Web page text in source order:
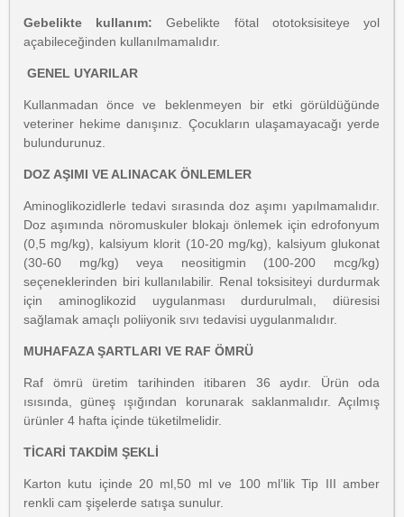
Gebelikte kullanım: Gebelikte fötal ototoksisiteye yol
açabileceğinden kullanılmamalıdır.
GENEL UYARILAR
Kullanmadan önce ve beklenmeyen bir etki görüldüğünde
veteriner hekime danışınız. Çocukların ulaşamayacağı yerde
bulundurunuz.
DOZ AŞIMI VE ALINACAK ÖNLEMLER
Aminoglikozidlerle tedavi sırasında doz aşımı yapılmamalıdır.
Doz aşımında nöromuskuler blokajı önlemek için edrofonyum
(0,5 mg/kg), kalsiyum klorit (10-20 mg/kg), kalsiyum glukonat
(30-60 mg/kg) veya neositigmin (100-200 mcg/kg)
seçeneklerinden biri kullanılabilir. Renal toksisiteyi durdurmak
için aminoglikozid uygulanması durdurulmalı, diüresisi
sağlamak amaçlı poliiyonik sıvı tedavisi uygulanmalıdır.
MUHAFAZA ŞARTLARI VE RAF ÖMRÜ
Raf ömrü üretim tarihinden itibaren 36 aydır. Ürün oda
ısısında, güneş ışığından korunarak saklanmalıdır. Açılmış
ürünler 4 hafta içinde tüketilmelidir.
TİCARİ TAKDİM ŞEKLİ
Karton kutu içinde 20 ml,50 ml ve 100 ml’lik Tip III amber
renkli cam şişelerde satışa sunulur.